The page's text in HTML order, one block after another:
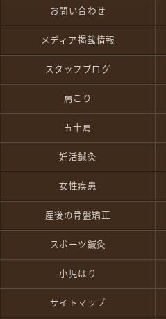
お問い合わせ
メディア掲載情報
スタッフブログ
肩こり
五十肩
妊活鍼灸
女性疾患
産後の骨盤矯正
スポーツ鍼灸
小児はり
サイトマップ